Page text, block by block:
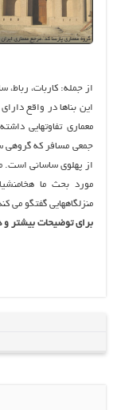
از جمله: كاربات، رباط،
اين بناها در واقع
معماري تفاوتهايي
جمعي مسافر كه گروهي
از پهلوي ساساني است.
مورد بحث ما
منزلگاههايي گفتگو
برای توضیحات بیشتر و